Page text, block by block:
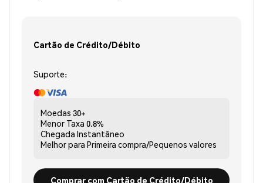
Cartão de Crédito/Débito
Suporte:
Moedas 30+
Menor Taxa 0.8%
Chegada Instantâneo
Melhor para Primeira compra/Pequenos valores
Comprar com Cartão de Crédito/Débito